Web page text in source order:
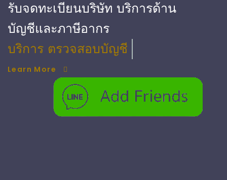
รับจดทะเบียนบริษัท บริการด้าน
บัญชีและภาษีอากร
บริการ ตรวจสอบบัญชี
Learn More